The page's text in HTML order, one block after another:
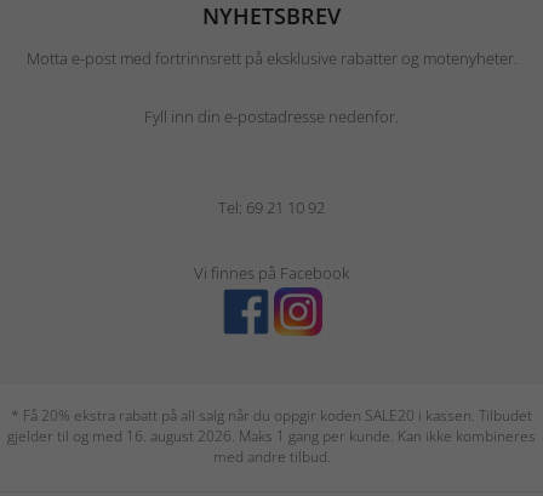
NYHETSBREV
Motta e-post med fortrinnsrett på eksklusive rabatter og motenyheter.
Fyll inn din e-postadresse nedenfor.
Tel: 69 21 10 92
Vi finnes på Facebook
* Få 20% ekstra rabatt på all salg når du oppgir koden SALE20 i kassen. Tilbudet
gjelder til og med 16. august 2026. Maks 1 gang per kunde. Kan ikke kombineres
med andre tilbud.